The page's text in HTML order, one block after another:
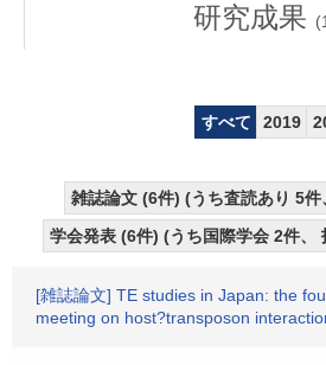
研究成果 (
すべて 2019
雑誌論文 (6件) (うち査読あり 5
学会発表 (6件) (うち国際学会 2件、
[雑誌論文] TE studies in Japan: the
meeting on host?transposon